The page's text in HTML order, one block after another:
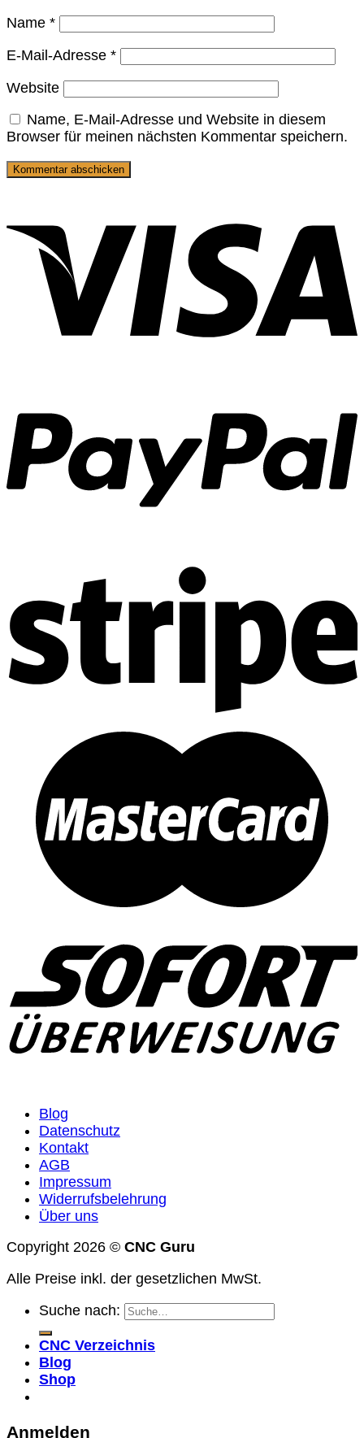
Name *
E-Mail-Adresse *
Website
Name, E-Mail-Adresse und Website in diesem
Browser für meinen nächsten Kommentar speichern.
Blog
Datenschutz
Kontakt
AGB
Impressum
Widerrufsbelehrung
Über uns
Copyright 2026 © CNC Guru
Alle Preise inkl. der gesetzlichen MwSt.
Suche nach:
CNC Verzeichnis
Blog
Shop
Anmelden